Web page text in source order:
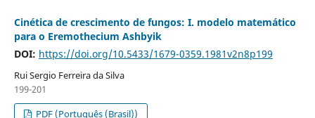
Cinética de crescimento de fungos: I. modelo matemático
para o Eremothecium Ashbyik
DOI: https://doi.org/10.5433/1679-0359.1981v2n8p199
Rui Sergio Ferreira da Silva
199-201
PDF (Português (Brasil))